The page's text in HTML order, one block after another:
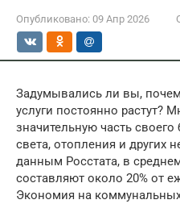
Опубликовано: 09 Апр 2026
Задумывались ли вы,
услуги постоянно растут?
значительную часть
света, отопления и других
данным Росстата, в
составляют около 20% от
Экономия на